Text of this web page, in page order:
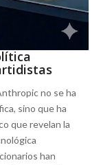
no se ha
sino que ha
que revelan la
han